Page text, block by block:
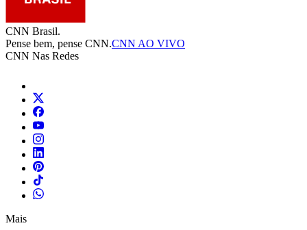
CNN Brasil.
Pense bem, pense CNN.CNN AO VIVO
CNN Nas Redes
Mais